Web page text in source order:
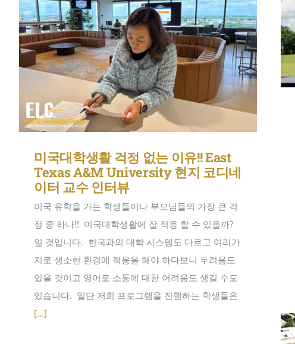
미국대학생활 걱정 없는 이유!! East
Texas A&M University 현지 코디네
이터 교수 인터뷰
미국 유학을 가는 학생들이나 부모님들의 가장 큰 걱
정 중 하나!! ​ 미국대학생활에 잘 적응 할 수 있을까?
일 것입니다. ​ 한국과의 대학 시스템도 다르고 여러가
지로 생소한 환경에 적응을 해야 하다보니 두려움도
있을 것이고 영어로 소통에 대한 어려움도 생길 수도
있습니다. ​ 일단 저희 프로그램을 진행하는 학생들은
[...]